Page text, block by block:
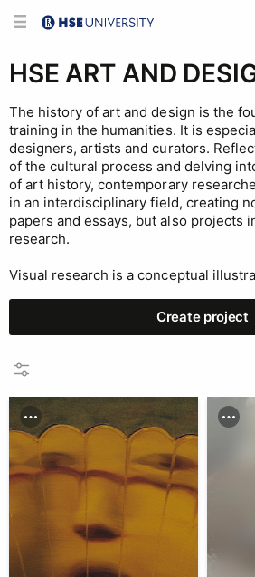
HSE ART AND
The history of art and design is the
training in the humanities. It is
designers, artists and curators.
of the cultural process and delving
of art history, contemporary
in an interdisciplinary field, creating
papers and essays, but also projects
research.
Visual research is a conceptual
Create project